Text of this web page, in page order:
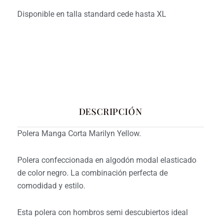
Disponible en talla standard cede hasta XL
DESCRIPCIÓN
Polera Manga Corta Marilyn Yellow.
Polera confeccionada en algodón modal elasticado
de color negro. La combinación perfecta de
comodidad y estilo.
Esta polera con hombros semi descubiertos ideal